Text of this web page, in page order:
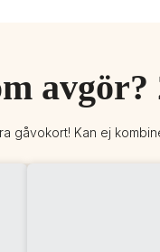
gåvokort! Kan ej